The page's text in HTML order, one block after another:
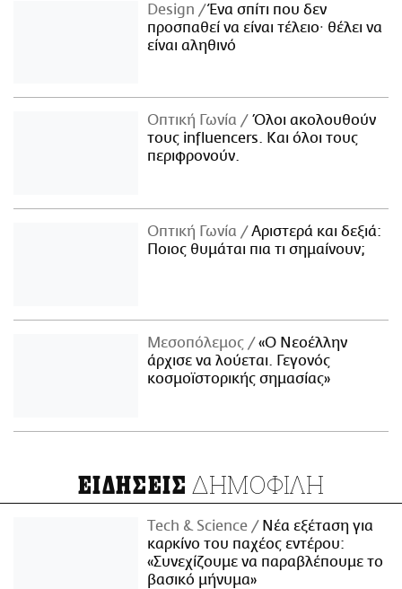
Design
Ένα σπίτι που δεν
προσπαθεί να είναι τέλειο· θέλει να
είναι αληθινό
Οπτική Γωνία
Όλοι ακολουθούν
τους influencers. Και όλοι τους
περιφρονούν.
Οπτική Γωνία
Αριστερά και δεξιά:
Ποιος θυμάται πια τι σημαίνουν;
Μεσοπόλεμος
«Ο Νεοέλλην
άρχισε να λούεται. Γεγονός
κοσμοϊστορικής σημασίας»
ΕΙΔΗΣΕΙΣ ΔΗΜΟΦΙΛΗ
Τech & Science
Νέα εξέταση για
καρκίνο του παχέος εντέρου:
«Συνεχίζουμε να παραβλέπουμε το
βασικό μήνυμα»